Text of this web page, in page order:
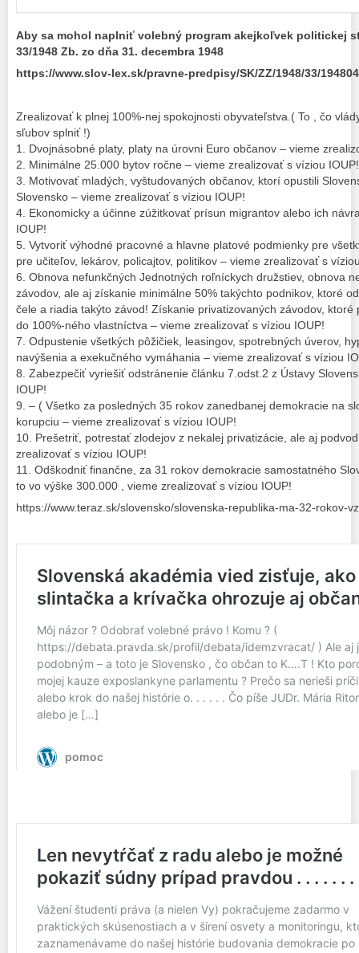
Aby sa mohol naplniť volebný program akejkoľvek politickej
33/1948 Zb. zo dňa 31. decembra 1948
https://www.slov-lex.sk/pravne-predpisy/SK/ZZ/1948/33/
Zrealizovať k plnej 100%-nej spokojnosti obyvateľstva.( To , čo
sľubov splniť !)
1. Dvojnásobné platy, platy na úrovni Euro občanov – vieme
2. Minimálne 25.000 bytov ročne – vieme zrealizovať s víziou IOUP!
3. Motivovať mladých, vyštudovaných občanov, ktorí opustili
Slovensko – vieme zrealizovať s víziou IOUP!
4. Ekonomicky a účinne zúžitkovať prísun migrantov alebo ich
IOUP!
5. Vytvoriť výhodné pracovné a hlavne platové podmienky pre
pre učiteľov, lekárov, policajtov, politikov – vieme zrealizovať s
6. Obnova nefunkčných Jednotných roľníckych družstiev, obnova
závodov, ale aj získanie minimálne 50% takýchto podnikov, ktoré
čele a riadia takýto závod! Získanie privatizovaných závodov,
do 100%-ného vlastníctva – vieme zrealizovať s víziou IOUP!
7. Odpustenie všetkých pôžičiek, leasingov, spotrebných úverov,
navýšenia a exekučného vymáhania – vieme zrealizovať s víziou
8. Zabezpečiť vyriešiť odstránenie článku 7.odst.2 z Ústavy
IOUP!
9. – ( Všetko za posledných 35 rokov zanedbanej demokracie na
korupciu – vieme zrealizovať s víziou IOUP!
10. Prešetriť, potrestať zlodejov z nekalej privatizácie, ale aj
zrealizovať s víziou IOUP!
11. Odškodniť finančne, za 31 rokov demokracie samostatného
to vo výške 300.000 , vieme zrealizovať s víziou IOUP!
https://www.teraz.sk/slovensko/slovenska-republika-ma-32-rokov-